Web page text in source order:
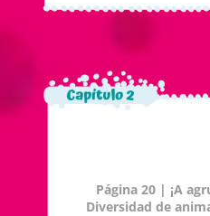
Página 20 | ¡A
Diversidad de